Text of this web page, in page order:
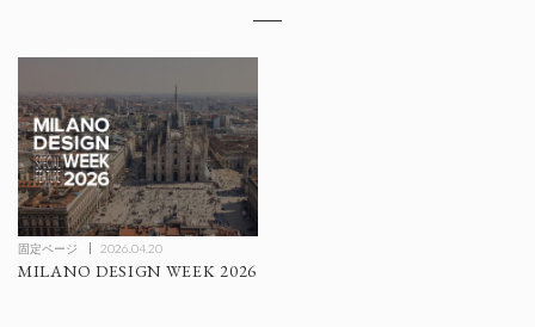
固定ページ 2026.04.20
MILANO DESIGN WEEK 2026